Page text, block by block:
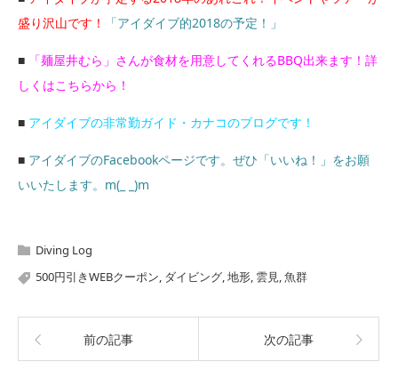
盛り沢山です！
「アイダイブ的2018の予定！」
■
「麺屋井むら」さんが食材を用意してくれるBBQ出来ます！詳
しくはこちらから！
■ アイダイブの非常勤ガイド・カナコのブログです！
■ アイダイブのFacebookページです。ぜひ「いいね！」をお願
いいたします。m(_ _)m
Diving Log
500円引きWEBクーポン, ダイビング,地形, 雲見,魚群
前の記事 次の記事